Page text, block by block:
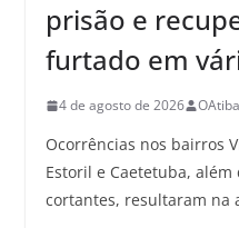
prisão e
furtado em
4 de agosto de 2026
Ocorrências nos bairros
Estoril e Caetetuba,
cortantes, resultaram na